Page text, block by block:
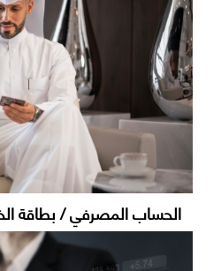
الحساب المصرفي / بطاقة